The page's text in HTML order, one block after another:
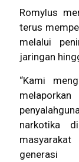
Romylus
terus
melalui
jaringan
“Kami
narkotika
generasi